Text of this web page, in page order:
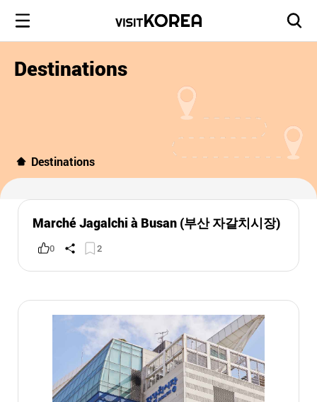
Destinations
Destinations
Marché Jagalchi à Busan (부산 자갈치시장)
0 2